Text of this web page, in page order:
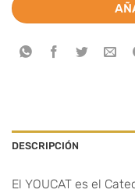
DESCRIPCIÓN
El YOUCAT es el